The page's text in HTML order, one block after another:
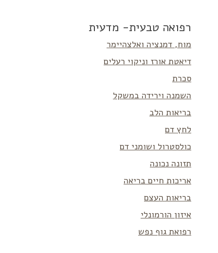
רפואה טבעית- מדעית
מוח, דמנציה ואלצהיימר
דיאטת אורז וניקוי רעלים
סכרת
השמנה וירידה במשקל
בריאות הלב
לחץ דם
כולסטרול ושומני דם
תזונה נכונה
אריכות חיים בריאה
בריאות העצם
איזון הורמונלי
רפואת גוף נפש